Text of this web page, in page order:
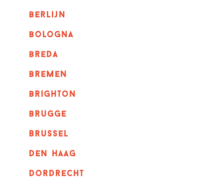
berlijn
bologna
breda
bremen
brighton
brugge
Brussel
Den haag
dordrecht